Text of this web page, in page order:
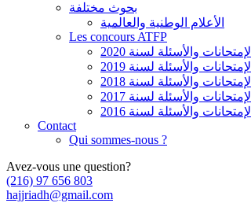
بحوث مختلفة
الأعلام الوطنية والعالمية
Les concours ATFP
الإمتحانات والأسئلة لسنة 2020
الإمتحانات والأسئلة لسنة 2019
الإمتحانات والأسئلة لسنة 2018
الإمتحانات والأسئلة لسنة 2017
الإمتحانات والأسئلة لسنة 2016
Contact
Qui sommes-nous ?
Avez-vous une question?
(216) 97 656 803
hajjriadh@gmail.com